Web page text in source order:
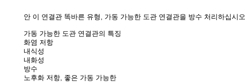
안 이 연결관 똑바른 유형, 가동 가능한 도관 연결관을 방수 처리하십시오
가동 가능한 도관 연결관의 특징
화염 저항
내식성
내화성
방수
노후화 저항, 좋은 가동 가능한